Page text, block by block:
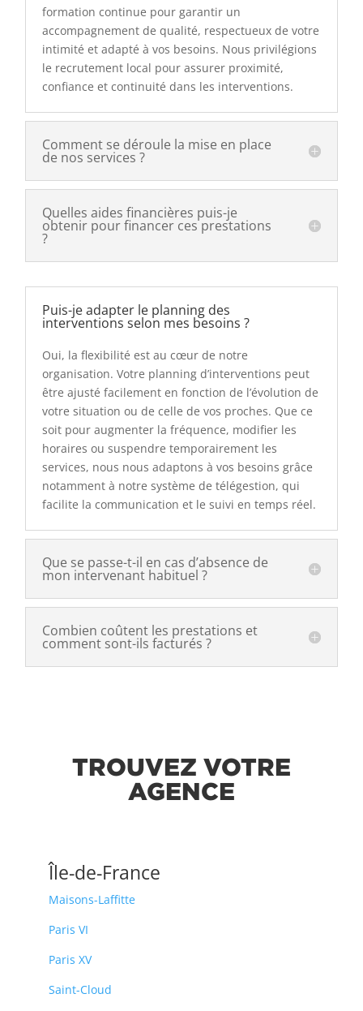
formation continue pour garantir un
accompagnement de qualité, respectueux de votre
intimité et adapté à vos besoins. Nous privilégions
le recrutement local pour assurer proximité,
confiance et continuité dans les interventions.
Comment se déroule la mise en place
de nos services ?
Quelles aides financières puis-je
obtenir pour financer ces prestations
?
Puis-je adapter le planning des
interventions selon mes besoins ?
Oui, la flexibilité est au cœur de notre
organisation. Votre planning d’interventions peut
être ajusté facilement en fonction de l’évolution de
votre situation ou de celle de vos proches. Que ce
soit pour augmenter la fréquence, modifier les
horaires ou suspendre temporairement les
services, nous nous adaptons à vos besoins grâce
notamment à notre système de télégestion, qui
facilite la communication et le suivi en temps réel.
Que se passe-t-il en cas d’absence de
mon intervenant habituel ?
Combien coûtent les prestations et
comment sont-ils facturés ?
TROUVEZ VOTRE
AGENCE
Île-de-France
Maisons-Laffitte
Paris VI
Paris XV
Saint-Cloud